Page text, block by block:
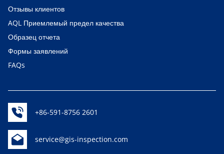
Отзывы клиентов
AQL Приемлемый предел качества
Образец отчета
Формы заявлений
FAQs
+86-591-8756 2601
service@gis-inspection.com